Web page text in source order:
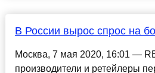
В России вырос спрос на
Москва, 7 мая 2020, 16:01 —
производители и ретейлеры